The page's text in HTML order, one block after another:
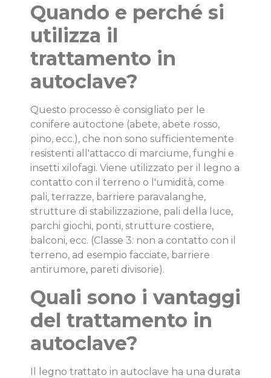
Quando e perché si
utilizza il
trattamento in
autoclave?
Questo processo è consigliato per le
conifere autoctone (abete, abete rosso,
pino, ecc.), che non sono sufficientemente
resistenti all'attacco di marciume, funghi e
insetti xilofagi. Viene utilizzato per il legno a
contatto con il terreno o l'umidità, come
pali, terrazze, barriere paravalanghe,
strutture di stabilizzazione, pali della luce,
parchi giochi, ponti, strutture costiere,
balconi, ecc. (Classe 3: non a contatto con il
terreno, ad esempio facciate, barriere
antirumore, pareti divisorie).
Quali sono i vantaggi
del trattamento in
autoclave?
Il legno trattato in autoclave ha una durata